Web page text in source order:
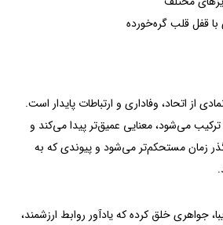
قفل قلب گره‌خورده
از اتحاد، وفاداری و ارتباطات پایدار است.
می‌شود، معنایی عمیق‌تر پیدا می‌کند و
زمان مستحکم‌تر می‌شود و پیوندی که به
جواهری خلق کرده که یادآور روابط ارزشمند،